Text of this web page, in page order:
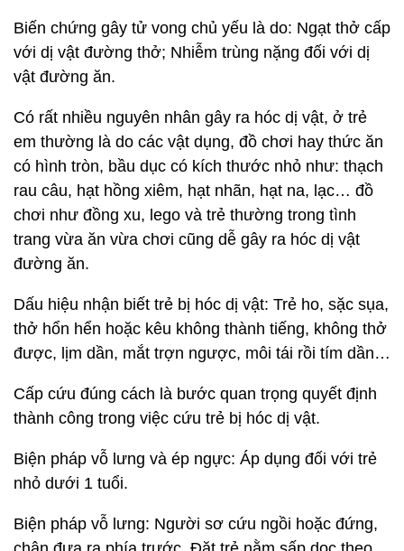
Biến chứng gây tử vong chủ yếu là do: Ngạt thở cấp
với dị vật đường thở; Nhiễm trùng nặng đối với dị
vật đường ăn.
Có rất nhiều nguyên nhân gây ra hóc dị vật, ở trẻ
em thường là do các vật dụng, đồ chơi hay thức ăn
có hình tròn, bầu dục có kích thước nhỏ như: thạch
rau câu, hạt hồng xiêm, hạt nhãn, hạt na, lạc… đồ
chơi như đồng xu, lego và trẻ thường trong tình
trang vừa ăn vừa chơi cũng dễ gây ra hóc dị vật
đường ăn.
Dấu hiệu nhận biết trẻ bị hóc dị vật: Trẻ ho, sặc sụa,
thở hổn hển hoặc kêu không thành tiếng, không thở
được, lịm dần, mắt trợn ngược, môi tái rồi tím dần…
Cấp cứu đúng cách là bước quan trọng quyết định
thành công trong việc cứu trẻ bị hóc dị vật.
Biện pháp vỗ lưng và ép ngực: Áp dụng đối với trẻ
nhỏ dưới 1 tuổi.
Biện pháp vỗ lưng: Người sơ cứu ngồi hoặc đứng,